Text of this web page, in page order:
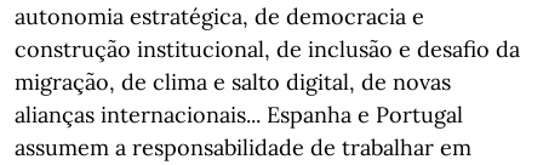
autonomia estratégica, de democracia e
construção institucional, de inclusão e desafio da
migração, de clima e salto digital, de novas
alianças internacionais... Espanha e Portugal
assumem a responsabilidade de trabalhar em